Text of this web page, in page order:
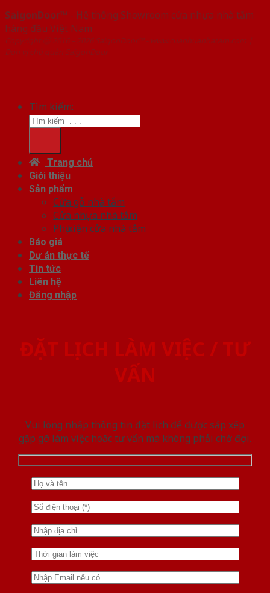
SaigonDoor™ - Hệ thống Showroom cửa nhựa nhà tắm
hàng đầu Việt Nam
Copyright ⓒ 2016 – 2026 SaigonDoor™ - www.cuanhuanhatam.com |
Đơn vị chủ quản SaigonDoor
Tìm kiếm:
Trang chủ
Giới thiệu
Sản phẩm
Cửa gỗ nhà tắm
Cửa nhựa nhà tắm
Phụ kiện cửa nhà tắm
Báo giá
Dự án thực tế
Tin tức
Liên hệ
Đăng nhập
ĐẶT LỊCH LÀM VIỆC / TƯ
VẤN
Vui lòng nhập thông tin đặt lịch để được sắp xếp
gặp gỡ làm việc hoăc tư vấn mà không phải chờ đợi.